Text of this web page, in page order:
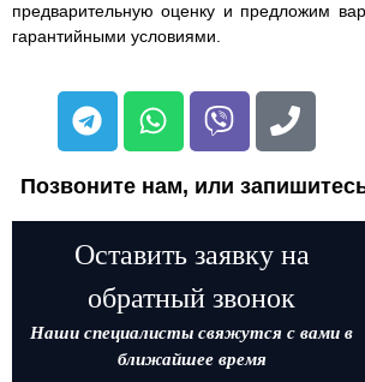
предварительную оценку и предложим
гарантийными условиями.
Позвоните нам, или
Оставить заявку на
обратный звонок
Наши специалисты свяжутся с вами в
ближайшее время